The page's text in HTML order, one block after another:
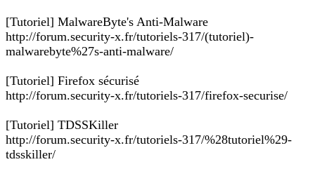
[Tutoriel] MalwareByte's Anti-Malware
http://forum.security-x.fr/tutoriels-317/(tutoriel)-
malwarebyte%27s-anti-malware/
[Tutoriel] Firefox sécurisé
http://forum.security-x.fr/tutoriels-317/firefox-securise/
[Tutoriel] TDSSKiller
http://forum.security-x.fr/tutoriels-317/%28tutoriel%29-
tdsskiller/